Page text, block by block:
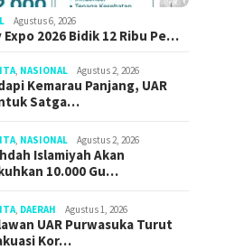
Agustus 6, 2026
Expo 2026 Bidik 12 Ribu Pe…
NASIONAL Agustus 2, 2026
Kemarau Panjang, UAR
Satga…
NASIONAL Agustus 2, 2026
Islamiyah Akan
10.000 Gu…
DAERAH Agustus 1, 2026
UAR Purwasuka Turut
Kor…